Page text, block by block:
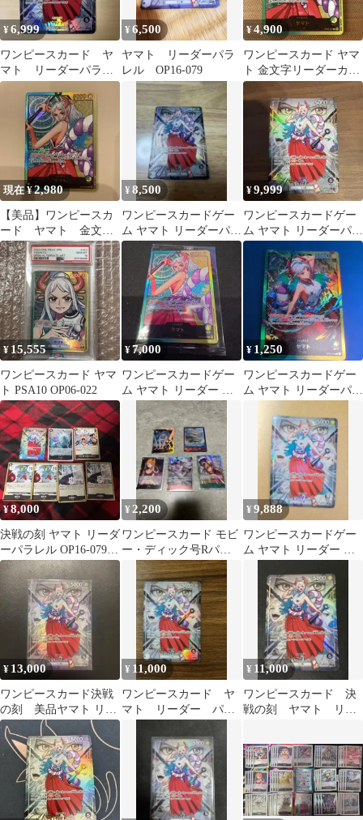
¥6,999
ワンピースカード ヤ
マト リーダーパラレ
ル
¥6,500
ヤマト リーダーパラ
レル OP16-079
¥4,900
ワンピースカード ヤマ
ト 金文字リーダーカー
ド パラレル OP06-022
現在 ¥2,980
【美品】ワンピースカ
ード ヤマト 金文
字 レカフィグ 開
封済 プロモ
¥8,500
ワンピースカードゲー
ム ヤマト リーダーパラ
レル OP16-079 決戦の
¥9,999
ワンピースカードゲー
ム ヤマト リーダーパラ
レル
¥ 15,555
ワンピースカード ヤマ
ト PSA10 OP06-022
¥7,000
ワンピースカードゲー
ム ヤマト リーダー パ
ラレル レカフィグ
¥ 1,250
ワンピースカードゲー
ム ヤマト リーダーパラ
¥8,000
決戦の刻 ヤマト リーダ
ーパラレル OP16-079
ワンピースカード
¥ 2,200
ワンピースカード モビ
ー・ディック号Rパラ
レル ヤマト
¥9,888
ワンピースカードゲー
ム ヤマト リーダー パ
¥ 13,000
ワンピースカード決戦
の刻 美品ヤマト リー
ダーパラレル OP06-079
¥ 11,000
ワンピースカード ヤ
マト リーダー パラ
¥ 11,000
ワンピースカード 決
戦の刻 ヤマト リー